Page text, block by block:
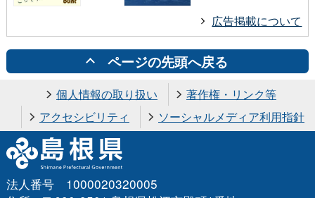
広告掲載について
ページの先頭へ戻る
個人情報の取り扱い
著作権・リンク等
アクセシビリティ
ソーシャルメディア利用指針
法人番号 1000020320005